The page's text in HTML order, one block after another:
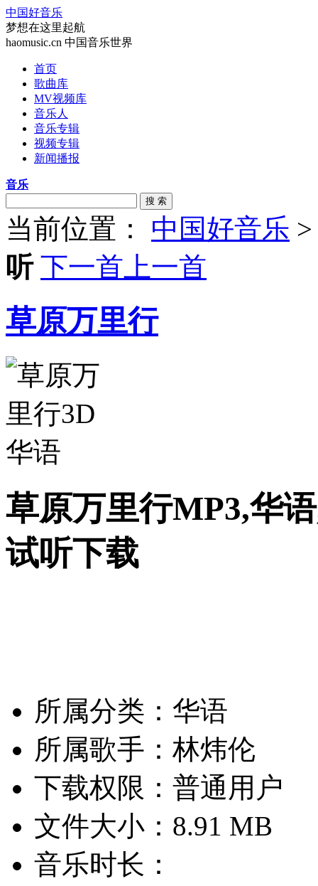
中国好音乐
梦想在这里起航
haomusic.cn 中国音乐世界
首页
歌曲库
MV视频库
音乐人
音乐专辑
视频专辑
新闻播报
音乐
搜 索
当前位置： 中国好音乐
听 下一首 上一首
草原万里行
草原万里行MP3,华
试听下载
所属分类：华语
所属歌手：林炜伦
下载权限：普通用户
文件大小：8.91 MB
音乐时长：